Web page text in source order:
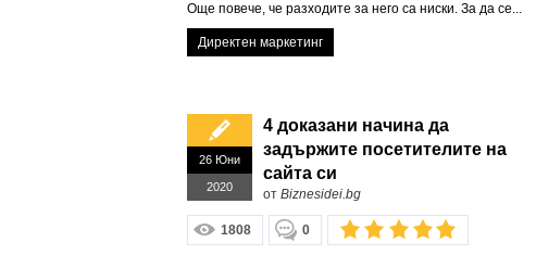
Още повече, че разходите за него са ниски. За да се...
Директен маркетинг
26 Юни
2020
4 доказани начина да
задържите посетителите на
сайта си
от Biznesidei.bg
1808 0